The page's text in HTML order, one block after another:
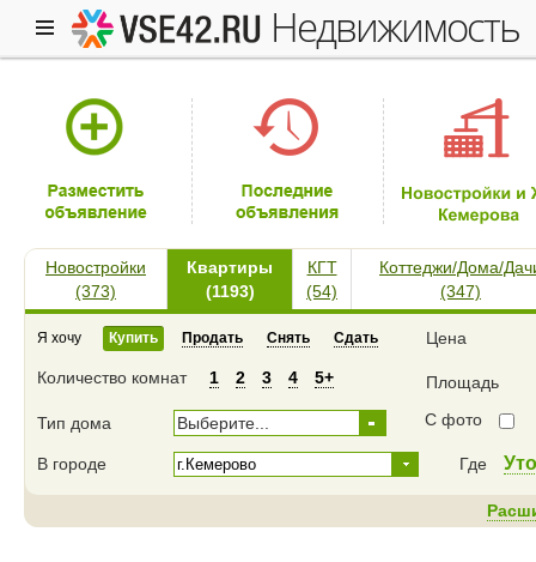
недвижимость
Новостройки
(373)
Квартиры
(1193)
КГТ
(54)
Коттеджи/Дома/
(347)
Я хочу Купить Продать Снять Сдать Цена
Количество комнат 1 2 3 4 5+ Площадь
Тип дома Выберите... С фото
В городе Где